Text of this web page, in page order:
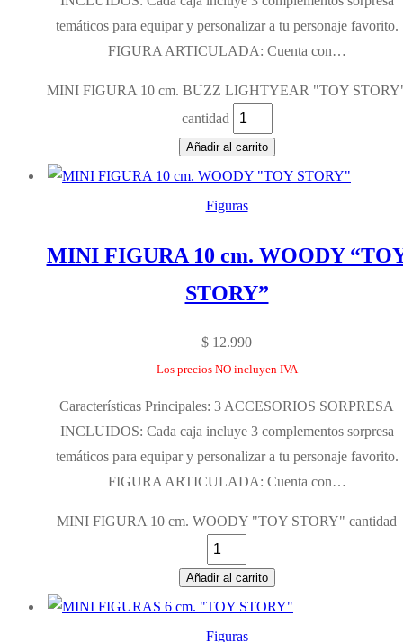
temáticos para equipar y personalizar a tu personaje favorito.
FIGURA ARTICULADA: Cuenta con…
MINI FIGURA 10 cm. BUZZ LIGHTYEAR "TOY
cantidad
Añadir al carrito
Figuras
MINI FIGURA 10 cm. WOODY
STORY”
$ 12.990
Los precios NO incluyen IVA
Características Principales: 3 ACCESORIOS SORPRESA
INCLUIDOS: Cada caja incluye 3 complementos sorpresa
temáticos para equipar y personalizar a tu personaje favorito.
FIGURA ARTICULADA: Cuenta con…
MINI FIGURA 10 cm. WOODY "TOY STORY" cantidad
Añadir al carrito
Figuras